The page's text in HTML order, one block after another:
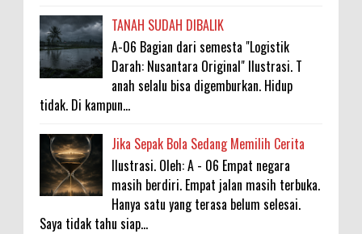
TANAH SUDAH DIBALIK
A-06 Bagian dari semesta "Logistik
Darah: Nusantara Original" Ilustrasi. T
anah selalu bisa digemburkan. Hidup
tidak. Di kampun...
Jika Sepak Bola Sedang Memilih Cerita
Ilustrasi. Oleh: A - 06 Empat negara
masih berdiri. Empat jalan masih terbuka.
Hanya satu yang terasa belum selesai.
Saya tidak tahu siap...